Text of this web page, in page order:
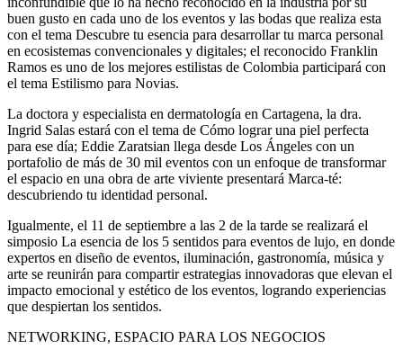
buen gusto en cada uno de los eventos y las bodas que realiza esta
con el tema Descubre tu esencia para desarrollar tu marca personal
en ecosistemas convencionales y digitales; el reconocido Franklin
Ramos es uno de los mejores estilistas de Colombia participará con
el tema Estilismo para Novias.
La doctora y especialista en dermatología en Cartagena, la dra.
Ingrid Salas estará con el tema de Cómo lograr una piel perfecta
para ese día; Eddie Zaratsian llega desde Los Ángeles con un
portafolio de más de 30 mil eventos con un enfoque de transformar
el espacio en una obra de arte viviente presentará Marca-té:
descubriendo tu identidad personal.
Igualmente, el 11 de septiembre a las 2 de la tarde se realizará el
simposio La esencia de los 5 sentidos para eventos de lujo, en donde
expertos en diseño de eventos, iluminación, gastronomía, música y
arte se reunirán para compartir estrategias innovadoras que elevan el
impacto emocional y estético de los eventos, logrando experiencias
que despiertan los sentidos.
NETWORKING, ESPACIO PARA LOS NEGOCIOS